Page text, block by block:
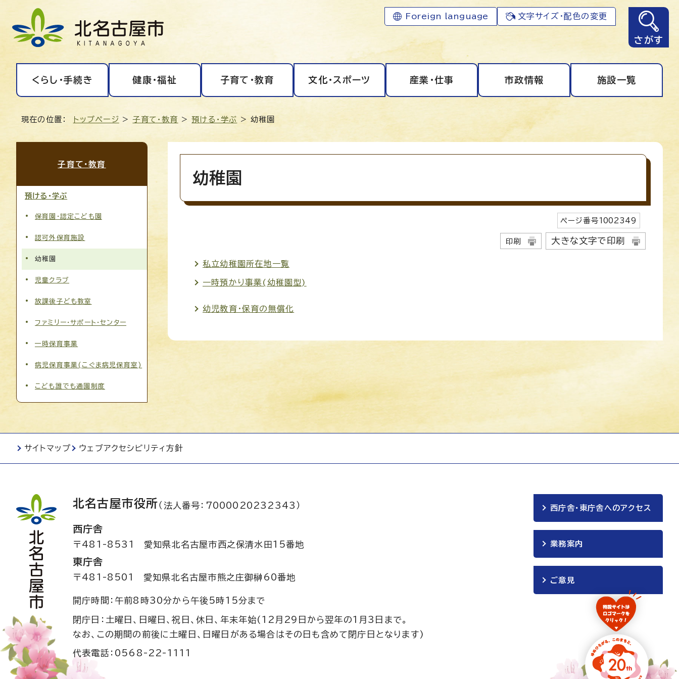
Foreign language 文字サイズ・配色の変更
さがす
くらし・手続き 健康・福祉 子育て・教育 文化・スポーツ 産業・仕事 市政情報 施設一覧
現在の位置： トップページ >子育て・教育 >預ける・学ぶ > 幼稚園
幼稚園
ページ番号1002349
印刷 大きな文字で印刷
私立幼稚園所在地一覧
一時預かり事業(幼稚園型)
幼児教育・保育の無償化
子育て・教育
預ける・学ぶ
保育園・認定こども園
認可外保育施設
幼稚園
児童クラブ
放課後子ども教室
ファミリー・サポート・センター
一時保育事業
病児保育事業(こぐま病児保育室)
こども誰でも通園制度
サイトマップ ウェブアクセシビリティ方針
北名古屋市役所（法人番号：7000020232343）
西庁舎
〒481-8531 愛知県北名古屋市西之保清水田15番地
東庁舎
〒481-8501 愛知県北名古屋市熊之庄御榊60番地
開庁時間：午前8時30分から午後5時15分まで
閉庁日：土曜日、日曜日、祝日、休日、年末年始(12月29日から翌年の1月3日まで。
なお、この期間の前後に土曜日、日曜日がある場合はその日も含めて閉庁日となります)
代表電話：0568-22-1111
西庁舎・東庁舎へのアクセス
業務案内
ご意見